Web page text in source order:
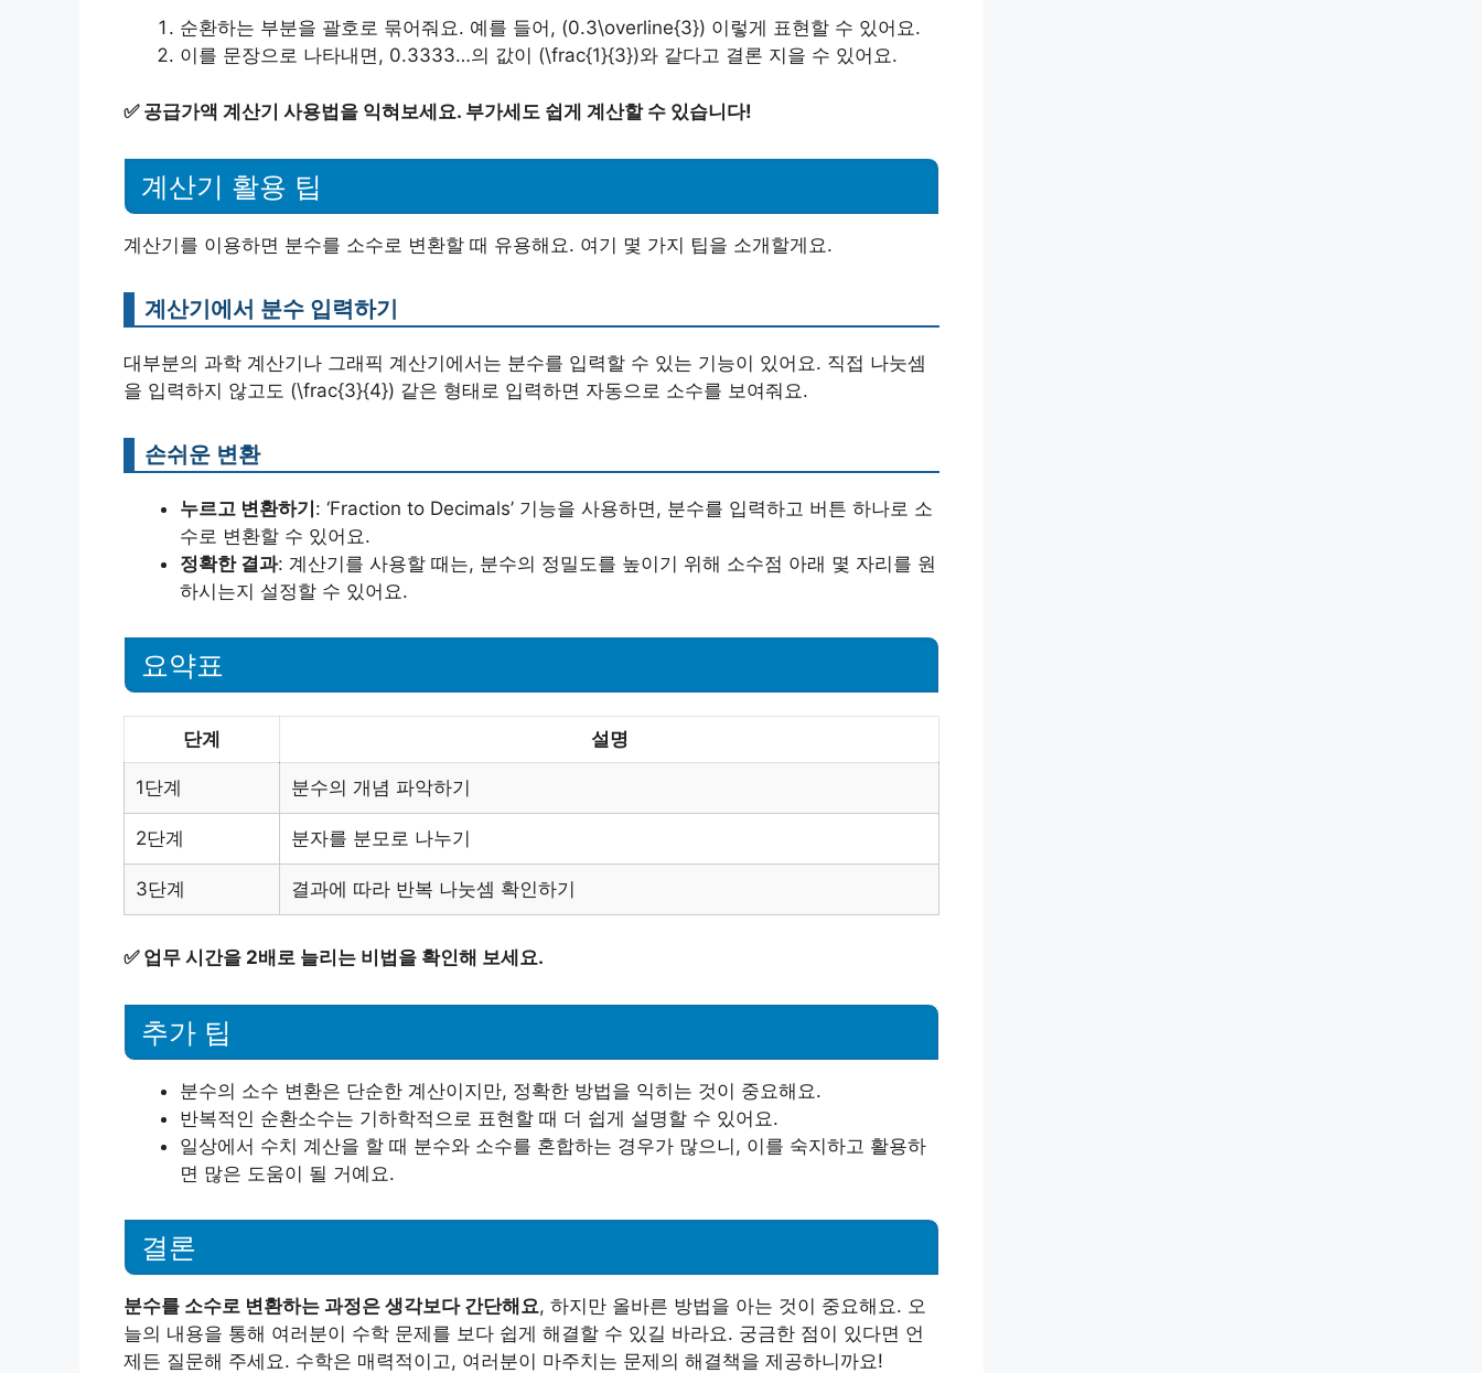
순환하는 부분을 괄호로 묶어줘요. 예를 들어, (0.3\overline{3}) 이렇게 표현할 수 있어요.
이를 문장으로 나타내면, 0.3333…의 값이 (\frac{1}{3})와 같다고 결론 지을 수 있어요.
✅ 공급가액 계산기 사용법을 익혀보세요. 부가세도 쉽게 계산할 수 있습니다!
계산기 활용 팁
계산기를 이용하면 분수를 소수로 변환할 때 유용해요. 여기 몇 가지 팁을 소개할게요.
계산기에서 분수 입력하기
대부분의 과학 계산기나 그래픽 계산기에서는 분수를 입력할 수 있는 기능이 있어요. 직접 나눗셈
을 입력하지 않고도 (\frac{3}{4}) 같은 형태로 입력하면 자동으로 소수를 보여줘요.
손쉬운 변환
누르고 변환하기: ‘Fraction to Decimals’ 기능을 사용하면, 분수를 입력하고 버튼 하나로 소
수로 변환할 수 있어요.
정확한 결과: 계산기를 사용할 때는, 분수의 정밀도를 높이기 위해 소수점 아래 몇 자리를 원
하시는지 설정할 수 있어요.
요약표
단계 설명
1단계 분수의 개념 파악하기
2단계 분자를 분모로 나누기
3단계 결과에 따라 반복 나눗셈 확인하기
✅ 업무 시간을 2배로 늘리는 비법을 확인해 보세요.
추가 팁
분수의 소수 변환은 단순한 계산이지만, 정확한 방법을 익히는 것이 중요해요.
반복적인 순환소수는 기하학적으로 표현할 때 더 쉽게 설명할 수 있어요.
일상에서 수치 계산을 할 때 분수와 소수를 혼합하는 경우가 많으니, 이를 숙지하고 활용하
면 많은 도움이 될 거예요.
결론
분수를 소수로 변환하는 과정은 생각보다 간단해요, 하지만 올바른 방법을 아는 것이 중요해요. 오
늘의 내용을 통해 여러분이 수학 문제를 보다 쉽게 해결할 수 있길 바라요. 궁금한 점이 있다면 언
제든 질문해 주세요. 수학은 매력적이고, 여러분이 마주치는 문제의 해결책을 제공하니까요!